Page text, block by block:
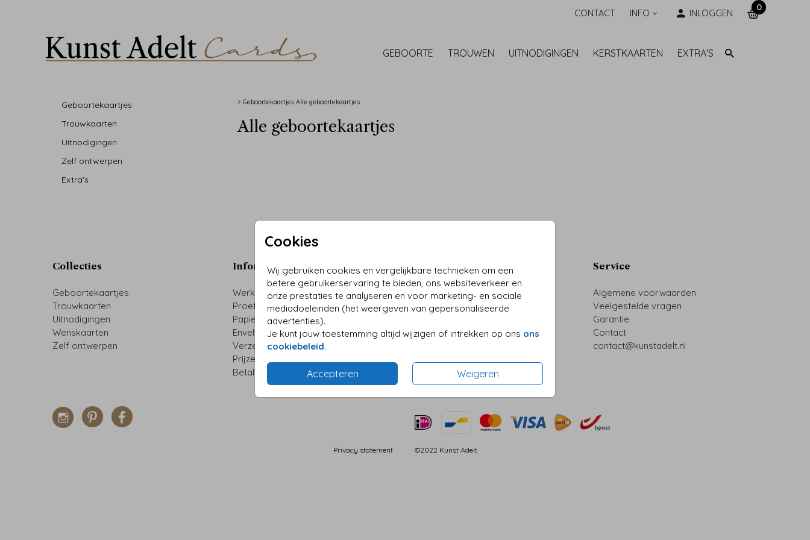
CONTACT INFO INLOGGEN
0
GEBOORTE TROUWEN UITNODIGINGEN KERSTKAARTEN EXTRA'S
Cookies
Wij gebruiken cookies en vergelijkbare technieken om een
betere gebruikerservaring te bieden, ons websiteverkeer en
onze prestaties te analyseren en voor marketing- en sociale
mediadoeleinden (het weergeven van gepersonaliseerde
advertenties).
Je kunt jouw toestemming altijd wijzigen of intrekken op ons ons
cookiebeleid.
Accepteren Weigeren
Geboortekaartjes
Trouwkaarten
Uitnodigingen
Zelf ontwerpen
Extra's
> Geboortekaartjes Alle geboortekaartjes
Alle geboortekaartjes
Collecties
Geboortekaartjes
Trouwkaarten
Uitnodigingen
Wenskaarten
Zelf ontwerpen
Informatie
Werkwijze
Proefdruk
Papiersoorten
Enveloppen
Verzending
Prijzen
Betalen
Extra Producten
Bestel uitleg
Prijzen & Betalen
Enveloppen bestellen
Service
Algemene voorwaarden
Veelgestelde vragen
Garantie
Contact
contact@kunstadelt.nl
Privacy statement ©2022 Kunst Adelt